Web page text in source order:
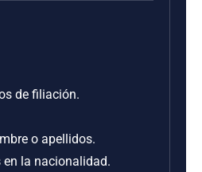
de filiación.
o apellidos.
la nacionalidad.